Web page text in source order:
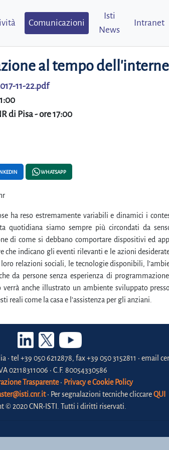
Comunicazioni
Isti
News
Intranet
al tempo
11-22.pdf
di Pisa - ore 17:00
WHATSAPP
ha reso estremamente variabili e dinamici i
quotidiana siamo sempre più circondati da
di come si debbano comportare dispositivi ed
che indicano gli eventi rilevanti e le azioni
relazioni sociali, le tecnologie disponibili,
da persone senza esperienza di
anche illustrato un ambiente sviluppato
reali come la casa e l’assistenza per gli anziani.
• tel +39 050 6212878, fax +39 050 3152811 • email
02118311006 • C.F. 80054330586
Trasparente• Privacy e Cookie Policy
• Per segnalazioni tecniche cliccareQUI
© 2020 CNR-ISTI. Tutti i diritti riservati.